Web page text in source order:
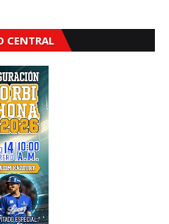
CENTRAL